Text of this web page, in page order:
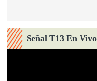
Señal T13 En Vivo